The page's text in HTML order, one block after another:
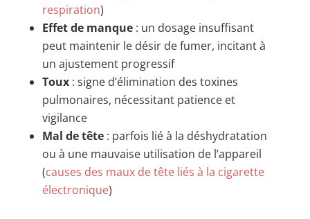
respiration)
Effet de manque: un dosage insuffisant
peut maintenir le désir de fumer, incitant à
un ajustement progressif
Toux: signe d’élimination des toxines
pulmonaires, nécessitant patience et
vigilance
Mal de tête: parfois lié à la déshydratation
ou à une mauvaise utilisation de l’appareil
(causes des maux de tête liés à la cigarette
électronique)